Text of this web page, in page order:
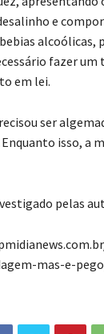
e
alcoólicas,
fazer um
em lei.
ser
isso, a
pelas
mas-e-